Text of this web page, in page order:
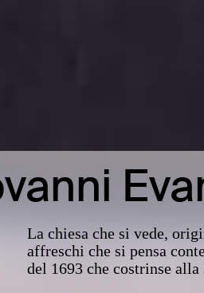
La chiesa che si vede,
affreschi che si pensa
del 1693 che costrinse